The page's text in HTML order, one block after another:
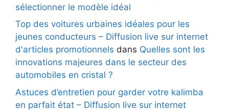
sélectionner le modèle idéal
Top des voitures urbaines idéales pour les
jeunes conducteurs – Diffusion live sur internet
d'articles promotionnels dans Quelles sont les
innovations majeures dans le secteur des
automobiles en cristal ?
Astuces d’entretien pour garder votre kalimba
en parfait état – Diffusion live sur internet